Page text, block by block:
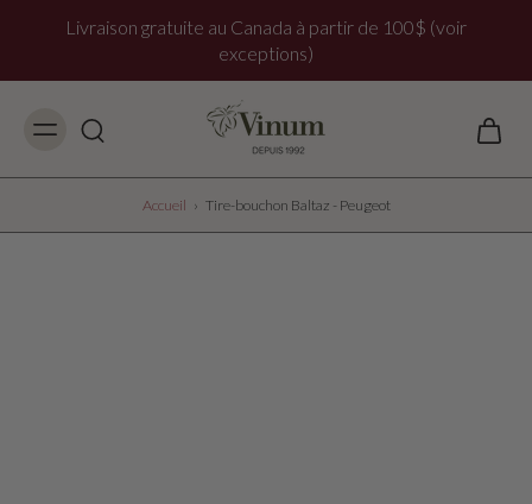
Livraison gratuite au Canada à partir de 100$ (voir
exceptions)
Accueil › Tire-bouchon Baltaz - Peugeot